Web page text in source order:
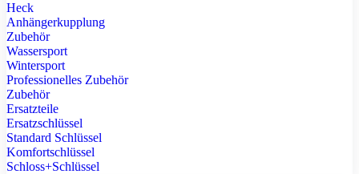
Heck
Anhängerkupplung
Zubehör
Wassersport
Wintersport
Professionelles Zubehör
Zubehör
Ersatzteile
Ersatzschlüssel
Standard Schlüssel
Komfortschlüssel
Schloss+Schlüssel